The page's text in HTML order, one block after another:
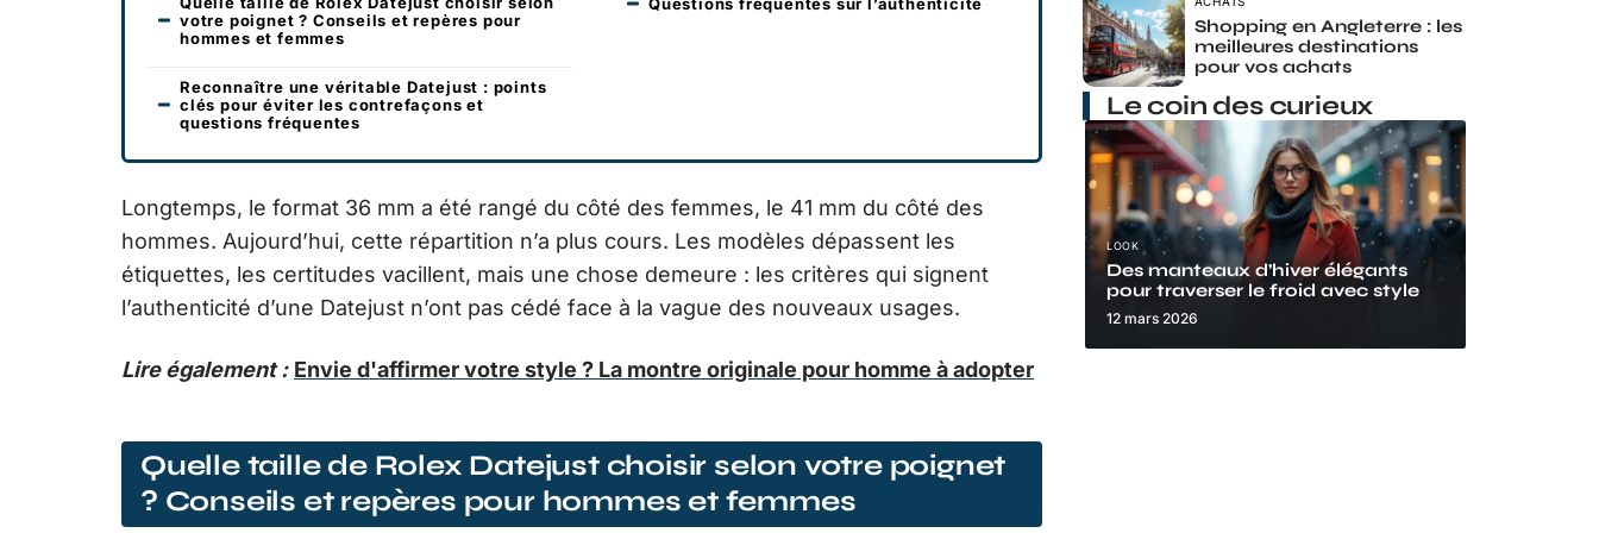
votre poignet ? Conseils et repères pour
hommes et femmes
Reconnaître une véritable Datejust : points
clés pour éviter les contrefaçons et
questions fréquentes
Longtemps, le format 36 mm a été rangé du côté des femmes, le 41 mm du côté des
hommes. Aujourd’hui, cette répartition n’a plus cours. Les modèles dépassent les
étiquettes, les certitudes vacillent, mais une chose demeure : les critères qui signent
l’authenticité d’une Datejust n’ont pas cédé face à la vague des nouveaux usages.
Lire également : Envie d'affirmer votre style ? La montre originale pour homme à adopter
Quelle taille de Rolex Datejust choisir selon votre poignet
? Conseils et repères pour hommes et femmes
Shopping en Angleterre : les
meilleures destinations
pour vos achats
Le coin des curieux
LOOK
Des manteaux d’hiver élégants
pour traverser le froid avec style
12 mars 2026